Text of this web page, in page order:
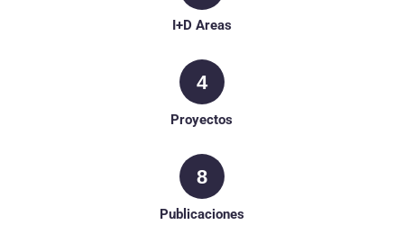
I+D Areas
4
Proyectos
8
Publicaciones